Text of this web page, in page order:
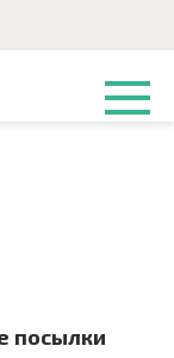
посылки